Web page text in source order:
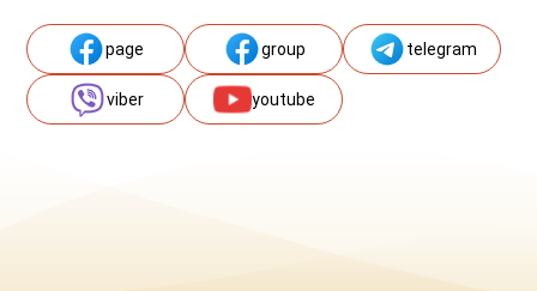
page group telegram
viber youtube